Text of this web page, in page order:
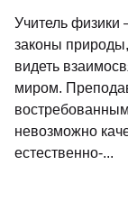
Учитель физики
законы
видеть
миром.
невозможно
естественно-...